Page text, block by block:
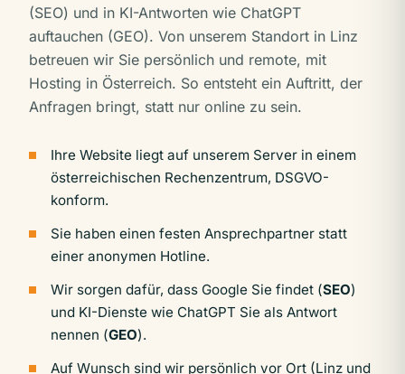
(SEO) und in KI-Antworten wie ChatGPT
auftauchen (GEO). Von unserem Standort in Linz
betreuen wir Sie persönlich und remote, mit
Hosting in Österreich. So entsteht ein Auftritt, der
Anfragen bringt, statt nur online zu sein.
Ihre Website liegt auf unserem Server in einem
österreichischen Rechenzentrum, DSGVO-
konform.
Sie haben einen festen Ansprechpartner statt
einer anonymen Hotline.
Wir sorgen dafür, dass Google Sie findet (SEO)
und KI-Dienste wie ChatGPT Sie als Antwort
nennen (GEO).
Auf Wunsch sind wir persönlich vor Ort (Linz und